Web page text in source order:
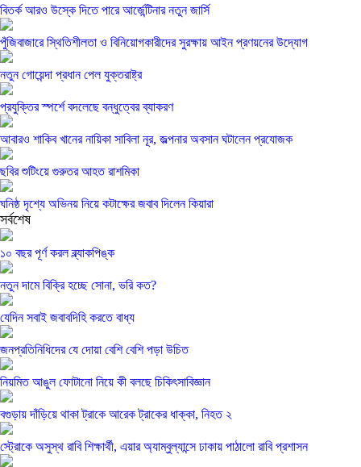
বিতর্ক আরও উস্কে দিতে পারে আর্জেন্টিনার নতুন জার্সি
পুঁজিবাজারে স্থিতিশীলতা ও বিনিয়োগকারীদের সুরক্ষায় আইন প্রণয়নের উদ্যোগ
নতুন গোয়েন্দা প্রধান পেল যুক্তরাষ্ট্র
প্রযুক্তির স্পর্শে বদলেছে বন্ধুত্বের ব্যাকরণ
আবারও শাকিব খানের নায়িকা সাবিলা নূর, জল্পনার অবসান ঘটালেন প্রযোজক
ছবির শুটিংয়ে গুরুতর আহত রাশমিকা
ঘনিষ্ঠ দৃশ্যে অভিনয় নিয়ে কটাক্ষের জবাব দিলেন কিয়ারা
সর্বশেষ
১০ বছর পূর্ণ করল ব্ল্যাকপিঙ্ক
নতুন দামে বিক্রি হচ্ছে সোনা, ভরি কত?
যেদিন সবাই জবাবদিহি করতে বাধ্য
জনপ্রতিনিধিদের যে দোয়া বেশি বেশি পড়া উচিত
নিয়মিত আঙুল ফোটানো নিয়ে কী বলছে চিকিৎসাবিজ্ঞান
বগুড়ায় দাঁড়িয়ে থাকা ট্রাকে আরেক ট্রাকের ধাক্কা, নিহত ২
স্ট্রোকে অসুস্থ রাবি শিক্ষার্থী, এয়ার অ্যাম্বুল্যান্সে ঢাকায় পাঠালো রাবি প্রশাসন